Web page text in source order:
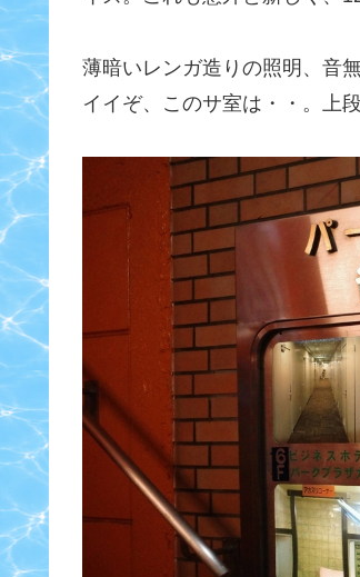
薄暗いレンガ造りの照明、音
イイぞ、このサ室は・・。上